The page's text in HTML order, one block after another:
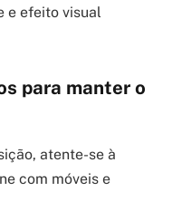
e efeito visual
para manter o
atente-se à
com móveis e